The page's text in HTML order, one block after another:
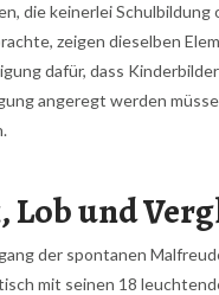
die keinerlei
zeigen dieselben
dafür, dass
angeregt werden
und
der spontanen
mit seinen 18